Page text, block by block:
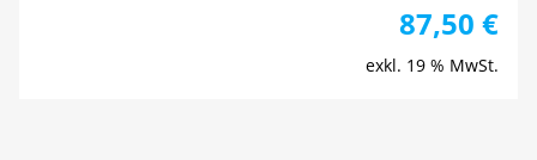
87,50 €
exkl. 19 % MwSt.